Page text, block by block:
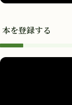
本を登録する